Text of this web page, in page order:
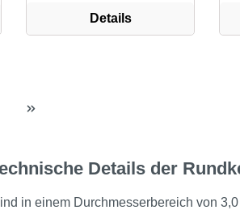
Details
Details der
in einem Durchmesserbereich von